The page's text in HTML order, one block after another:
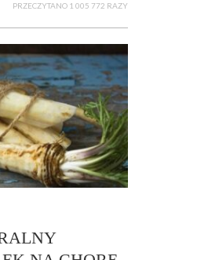
PRZECZYTANO 1 005 772 RAZY